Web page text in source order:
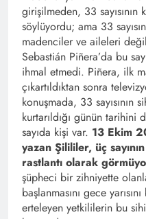
girişilmeden, 33
söylüyordu; ama 33
madenciler ve aileleri
Sebastián Piñera’da bu
ihmal etmedi. Piñera, ilk
çıkartıldıktan sonra
konuşmada, 33
kurtarıldığı günün tarihini
sayıda kişi var. 13 Ekim
yazan Şilililer, üç
rastlantı olarak
şüpheci bir zihniyette
başlanmasını gece
erteleyen yetkililerin bu